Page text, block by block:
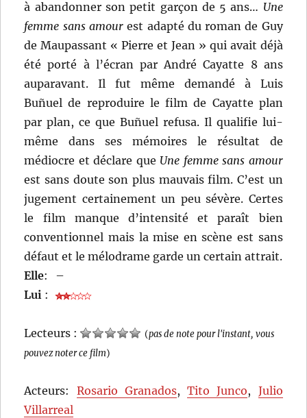
à abandonner son petit garçon de 5 ans… Une
femme sans amourest adapté du roman de Guy
de Maupassant « Pierre et Jean » qui avait déjà
été porté à l’écran par André Cayatte 8 ans
auparavant. Il fut même demandé à Luis
Buñuel de reproduire le film de Cayatte plan
par plan, ce que Buñuel refusa. Il qualifie lui-
même dans ses mémoires le résultat de
médiocre et déclare que Une femme sans amour
est sans doute son plus mauvais film. C’est un
jugement certainement un peu sévère. Certes
le film manque d’intensité et paraît bien
conventionnel mais la mise en scène est sans
défaut et le mélodrame garde un certain attrait.
Elle:
–
Lui :
Lecteurs : (pas de note pour l'instant, vous
pouvez noter ce film)
Acteurs: Rosario Granados,Tito Junco, Julio
Villarreal